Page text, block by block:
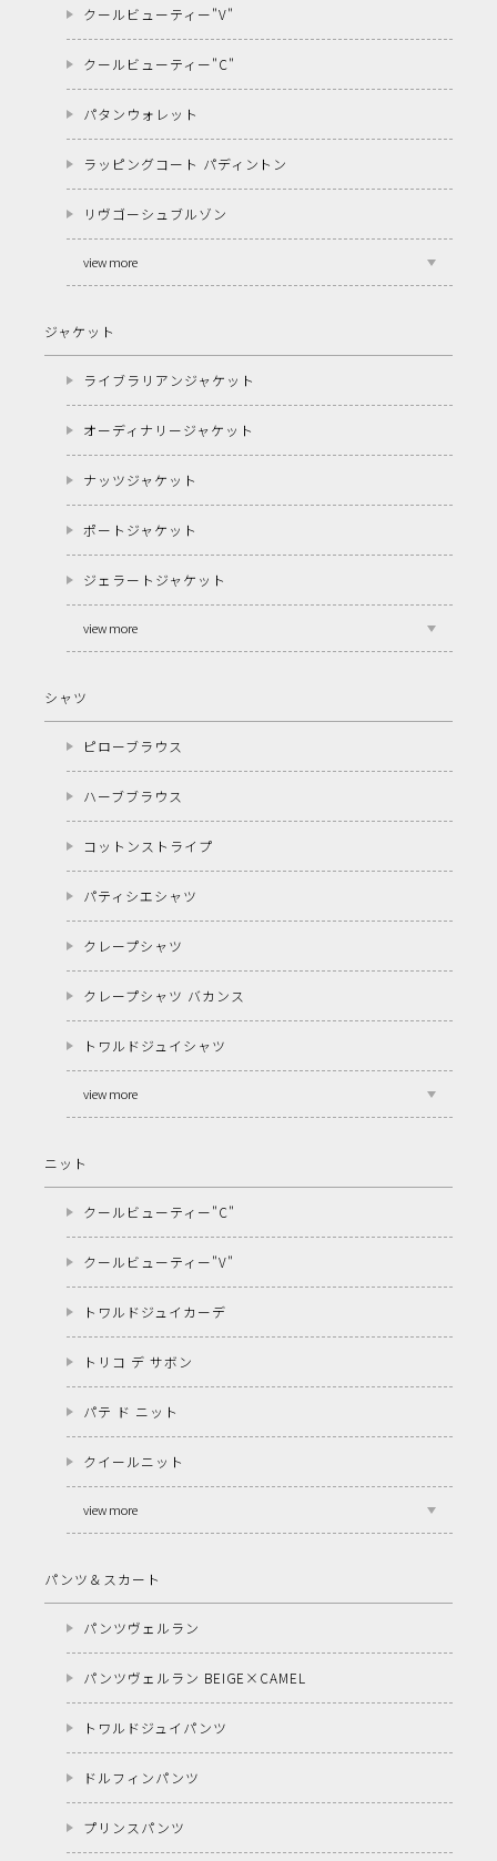
クールビューティー"V"
クールビューティー"C"
パタンウォレット
ラッピングコート パディントン
リヴゴーシュブルゾン
view more
ジャケット
ライブラリアンジャケット
オーディナリージャケット
ナッツジャケット
ポートジャケット
ジェラートジャケット
view more
シャツ
ピローブラウス
ハーブブラウス
コットンストライプ
パティシエシャツ
クレープシャツ
クレープシャツ バカンス
トワルドジュイシャツ
view more
ニット
クールビューティー"C"
クールビューティー"V"
トワルドジュイカーデ
トリコ デ サボン
パテ ド ニット
クイールニット
view more
パンツ＆スカート
パンツヴェルラン
パンツヴェルラン BEIGE×CAMEL
トワルドジュイパンツ
ドルフィンパンツ
プリンスパンツ